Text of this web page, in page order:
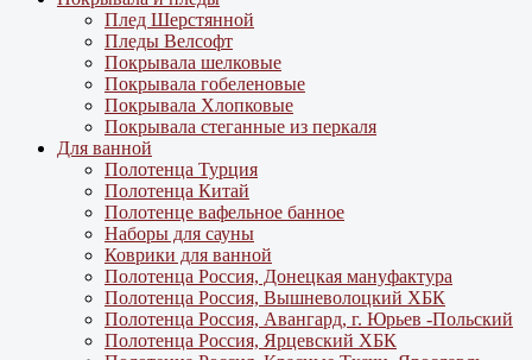
Плед Шерстянной
Пледы Велсофт
Покрывала шелковые
Покрывала гобеленовые
Покрывала Хлопковые
Покрывала стеганные из перкаля
Для ванной
Полотенца Турция
Полотенца Китай
Полотенце вафельное банное
Наборы для сауны
Коврики для ванной
Полотенца Россия, Донецкая мануфактура
Полотенца Россия, Вышневолоцкий ХБК
Полотенца Россия, Авангард, г. Юрьев -Польский
Полотенца Россия, Ярцевский ХБК